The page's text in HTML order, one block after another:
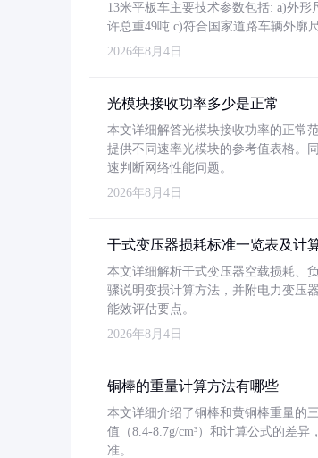
13米平板车主要技术参数包括: a)外形
许总重49吨 c)符合国家道路车辆外廓
2026年8月4日
光模块接收功率多少是正常
本文详细解答光模块接收功率的正常
提供不同速率光模块的参考值表格。
速判断网络性能问题。
2026年8月4日
干式变压器损耗标准一览表及计
本文详细解析干式变压器空载损耗、
骤说明变损计算方法，并附电力变压
能效评估要点。
2026年8月4日
铜棒的重量计算方法有哪些
本文详细介绍了铜棒和黄铜棒重量的
值（8.4-8.7g/cm³）和计算公式的差
准。